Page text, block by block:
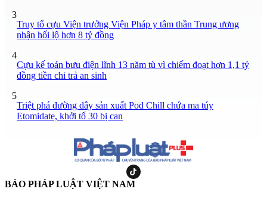
3
Truy tố cựu Viện trưởng Viện Pháp y tâm thần Trung ương
nhận hối lộ hơn 8 tỷ đồng
4
Cựu kế toán bưu điện lĩnh 13 năm tù vì chiếm đoạt hơn 1,1 tỷ
đồng tiền chi trả an sinh
5
Triệt phá đường dây sản xuất Pod Chill chứa ma túy
Etomidate, khởi tố 30 bị can
BÁO PHÁP LUẬT VIỆT NAM